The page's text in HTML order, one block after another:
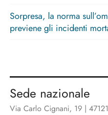
Sorpresa, la norma
previene gli incidenti
Sede nazionale
Via Carlo Cignani, 19 |